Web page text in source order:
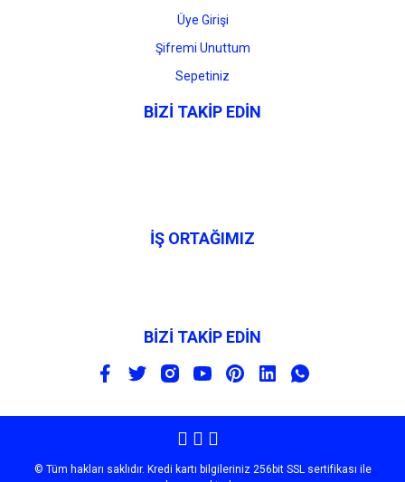
Üye Girişi
Şifremi Unuttum
Sepetiniz
BİZİ TAKİP EDİN
İŞ ORTAĞIMIZ
BİZİ TAKİP EDİN
© Tüm hakları saklıdır. Kredi kartı bilgileriniz 256bit SSL sertifikası ile